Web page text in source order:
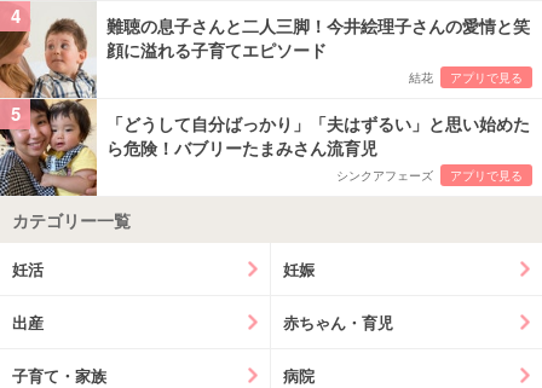
4
難聴の息子さんと二人三脚！今井絵理子さんの愛情と笑
顔に溢れる子育てエピソード
結花 アプリで見る
5
「どうして自分ばっかり」「夫はずるい」と思い始めた
ら危険！バブリーたまみさん流育児
シンクアフェーズ アプリで見る
カテゴリー一覧
妊活 妊娠
出産 赤ちゃん・育児
子育て・家族 病院